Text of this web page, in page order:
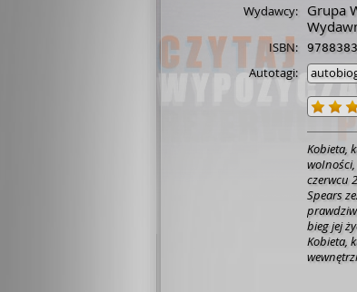
Wydawcy: Grupa
ISBN:
Autotagi:
Kobieta,
czerwcu
Spears
bieg jej
Kobieta,